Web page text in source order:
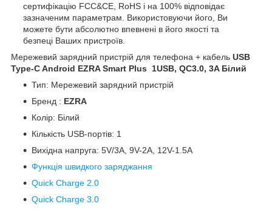
сертифікацію FCC&CE, RoHS і на 100% відповідає
зазначеним параметрам. Використовуючи його, Ви
можете бути абсолютно впевнені в його якості та
безпеці Ваших пристроїв.
Мережевий зарядний пристрій для телефона + кабель USB
Type-C Android EZRA Smart Plus 1USB, QC3.0, 3A Білий
Тип: Мережевий зарядний пристрій
Бренд : EZRA
Колір: Білий
Кількість USB-портів: 1
Вихідна напруга: 5V/3А, 9V-2A, 12V-1.5A
Функція швидкого заряджання
Quick Charge 2.0
Quick Charge 3.0